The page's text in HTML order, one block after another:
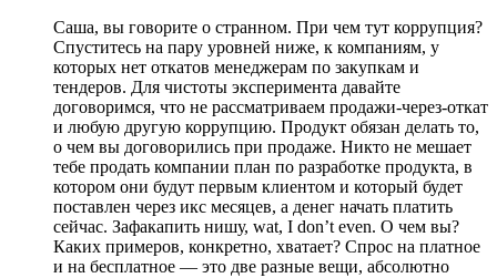
Саша, вы говорите о странном. При чем тут коррупция?
Спуститесь на пару уровней ниже, к компаниям, у
которых нет откатов менеджерам по закупкам и
тендеров. Для чистоты эксперимента давайте
договоримся, что не рассматриваем продажи-через-откат
и любую другую коррупцию. Продукт обязан делать то,
о чем вы договорились при продаже. Никто не мешает
тебе продать компании план по разработке продукта, в
котором они будут первым клиентом и который будет
поставлен через икс месяцев, а денег начать платить
сейчас. Зафакапить нишу, wat, I don’t even. О чем вы?
Каких примеров, конкретно, хватает? Спрос на платное
и на бесплатное — это две разные вещи, абсолютно